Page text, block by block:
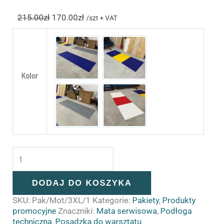
215.00zł 170.00zł /szt + VAT
Kolor
Blue-Blue Blue-Yellow
Graphite-GraphiteWhite-Rosso
DODAJ DO KOSZYKA
SKU: Pak/Mot/3XL/1 Kategorie: Pakiety, Produkty
promocyjne Znaczniki: Mata serwisowa, Podłoga
techniczna, Posadzka do warsztatu